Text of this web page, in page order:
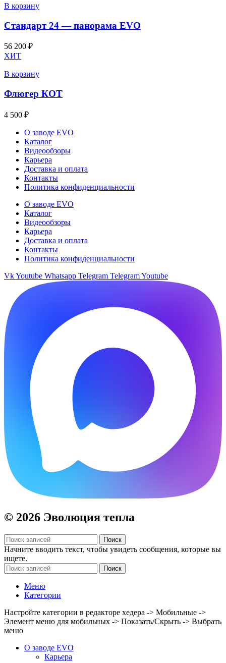
В корзину
Стандарт 24 — панорама EVO
56 200 ₽
ХИТ
В корзину
Флюгер КОТ
4 500 ₽
О заводе EVO
Каталог
Видеообзоры
Карьера
Доставка и оплата
Контакты
Политика конфиденциальности
О заводе EVO
Каталог
Видеообзоры
Карьера
Доставка и оплата
Контакты
Политика конфиденциальности
VkYoutube Whatsapp Telegram TelegramYoutube
© 2026 Эволюция тепла
Поиск
Начните вводить текст, чтобы увидеть сообщения, которые вы
ищете.
Поиск
Меню
Категории
Настройте категории в редакторе хедера -> Мобильные ->
Элемент меню для мобильных -> Показать/Скрыть -> Выбрать
меню
О заводе EVO
Карьера